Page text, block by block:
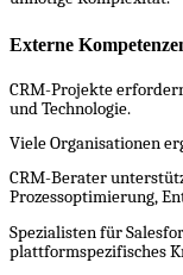
Externe
CRM-Projekte
und Technologie.
Viele Organisationen
CRM-Berater
Prozessoptimierung,
Spezialisten für
plattformspezifisches